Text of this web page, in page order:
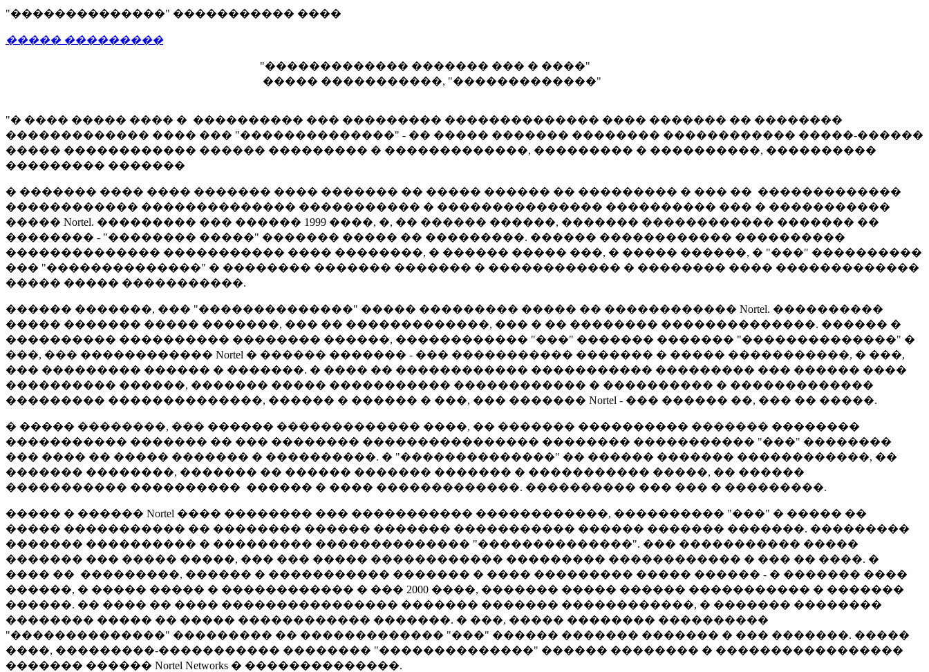
"��������������" ����������� ����
����� ���������
"������������� ������� ��� � ����"
����� �����������, "�������������"
"� ���� ����� ���� � ���������� ��� ��������� �������������� ���� ������� �� ��������
������������� ���� ��� "��������������" - �� ����� ������� �������� ������������ �����-������
����� ������������ ������ ��������� � �������������, ��������� � ����������, ����������
��������� �������
� ������� ���� ���� ������� ���� ������� �� ����� ������ �� ��������� � ��� �� �������������
������������ �������������� ����������� � ��������������� ���������� ��� � �����������
����� Nortel. ��������� ��� ������ 1999 ����, �, �� ������ ������, ������� ������������ ������� ��
�������� - "�������� �����" ������� ����� �� ���������. ������ ������������ ����������
�������������� ����������� ���� ��������, � ������ ����� ���, � ����� ������, � "���" ����������
��� "��������������" � �������� ������� ������� � ������������ � �������� ���� �������������
����� ����� �����������.
������ �������, ��� "��������������" ����� ��������� ����� �� ������������ Nortel. ����������
����� ������� ����� �������, ��� �� �������������, ��� � �� �������� ��������������. ������ �
���������� ���������� �������� ������, ������������ "���" ������� ������� "��������������" �
���, ��� ������������ Nortel � ������ ������� - ��� ����������� ������� � ����� �����������, � ���,
��� ��������� ������ � �������. � ���� �� ������������ ����������� ��������� ��� ������ ����
���������� ������, ������� ����� ����������� ������������ � ���������� � �������������
��������� ��������������, ������ � ������ � ���, ��� ������� Nortel - ��� ������ ��, ��� �� �����.
� ����� ��������, ��� ������ ������������� ����, �� ������� ���������� ������� ��������
����������� ������� �� ��� �������� ���������������� �������� ����������� "���" ��������
��� ���� �� ����� ������� � ����������. � "��������������" �� ������ ������� ������������, ��
������� ��������, ������� �� ������ ������� ������� � ����������� �����, �� ������
����������� ���������� ������ � ���� �������������. ���������� ��� ��� � ���������.
����� � ������ Nortel ���� �������� ��� ����������� ������������, ���������� "���" � ����� ��
����� ����������� �� �������� ������ ������� ����������� ������ ������� �������. ���������
������� ���������� � ��������� �������������� "��������������". ��� ����������� �����
������� ��� ����� �����, ��� ��� ����� ������������ ��������� ������������ � ��� �� ����. �
���� �� ���������, ������ � ����������� ������� � ���� ��������� ����� ������ - � ������� ����
������, � ����� ����� � ������������ � ��� 2000 ����, ������� ����� ������ ����������� � �������
������. �� ���� �� ���� ���������������� ������� ������� ������������, � ������� ��������
�������� ����� �� ����� ������������ �������. � ���, ����� �������� ����������
"��������������" ��������� �� ������������� "���" ������ ������� ������� � ��� �������. �����
����, ���������-����������� �������� "��������������" ������ �������� � �����������������
������� ������ Nortel Networks � ��������������.